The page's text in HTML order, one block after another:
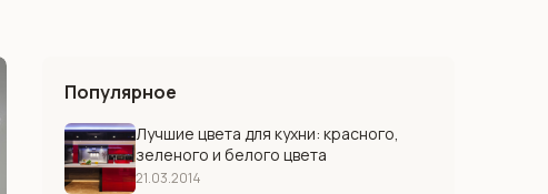
Популярное
Лучшие цвета для кухни: красного,
зеленого и белого цвета
21.03.2014